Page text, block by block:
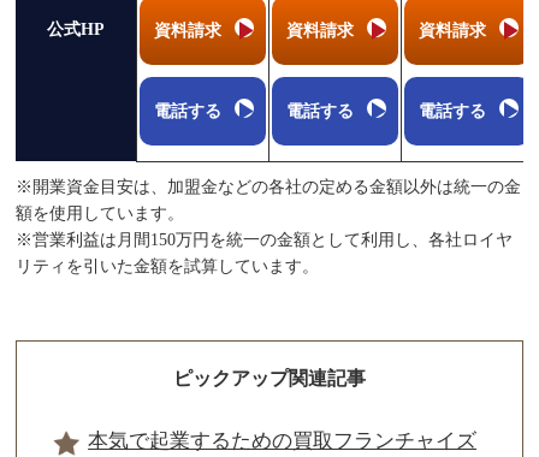
公式HP 資料請求
電話する
資料請求
電話する
資料請求
電話する
※開業資金目安は、加盟金などの各社の定める金額以外は統一の金
額を使用しています。
※営業利益は月間150万円を統一の金額として利用し、各社ロイヤ
リティを引いた金額を試算しています。
ピックアップ関連記事
本気で起業するための買取フランチャイズ